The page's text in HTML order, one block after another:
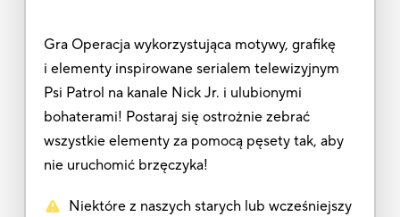
Gra Operacja wykorzystująca motywy, grafikę
i elementy inspirowane serialem telewizyjnym
Psi Patrol na kanale Nick Jr. i ulubionymi
bohaterami! Postaraj się ostrożnie zebrać
wszystkie elementy za pomocą pęsety tak, aby
nie uruchomić brzęczyka!
Niektóre z naszych starych lub wcześniejszy